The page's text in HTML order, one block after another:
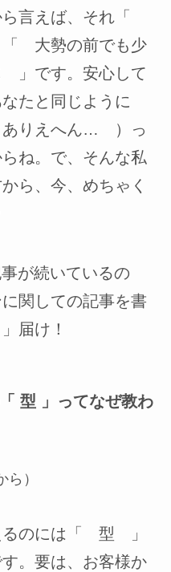
ら言えば、それ「
大勢の前でも少
」です。安心して
たと同じように
ありえへん… ）っ
ね。で、そんな私
ら、今、めちゃく
が続いているの
関しての記事を書
届け！
型 」ってなぜ教わ
）
るのには「 型 」
。要は、お客様か